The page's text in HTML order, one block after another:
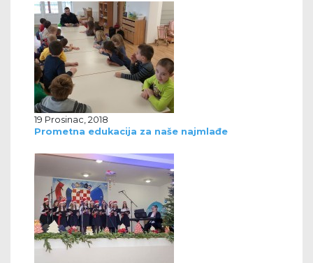
19 Prosinac, 2018
Prometna edukacija za naše najmlađe